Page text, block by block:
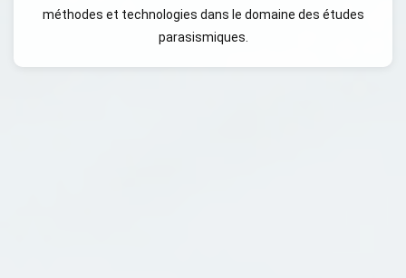
méthodes et technologies dans le domaine des études
parasismiques.